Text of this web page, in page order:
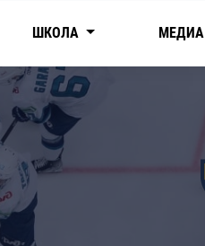
ШКОЛА МЕДИА